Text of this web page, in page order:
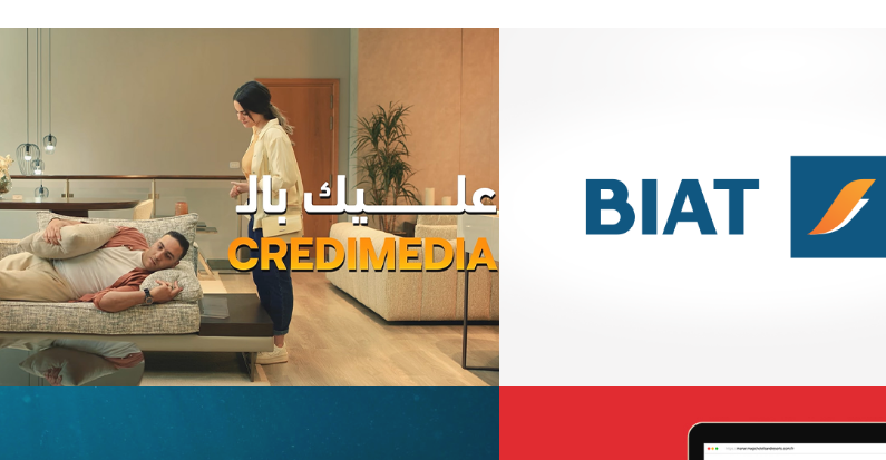
Campagne BIAT TRE Juil. 2022
Banque et finance
Marketing Digital & Com 360°
Stratégie Social Media
Activation digitale & média
Achat media
Plateformes digitales
Infogérance et Hosting